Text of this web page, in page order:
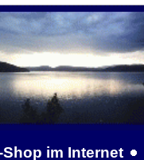
im Internet